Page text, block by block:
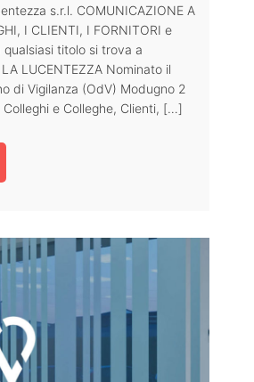
s.r.l. COMUNICAZIONE A
I CLIENTI, I FORNITORI e
titolo si trova a
LUCENTEZZA Nominato il
di Vigilanza (OdV) Modugno 2
e Colleghe, Clienti, […]